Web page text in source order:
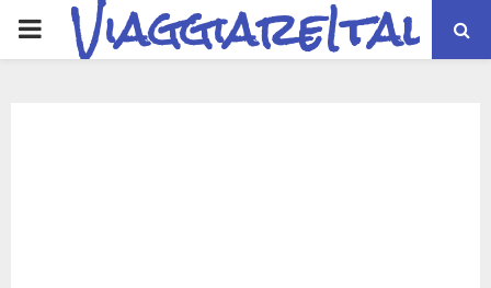
PRIMARYViaggiareItalia